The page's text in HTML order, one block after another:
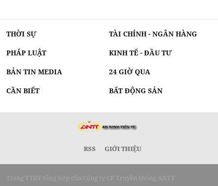
THỜI SỰ TÀI CHÍNH - NGÂN HÀNG
PHÁP LUẬT KINH TẾ - ĐẦU TƯ
BẢN TIN MEDIA 24 GIỜ QUA
CẦN BIẾT BẤT ĐỘNG SẢN
RSS GIỚI THIỆU
Trang TTĐT tổng hợp của Công ty CP Truyền thông ANTT